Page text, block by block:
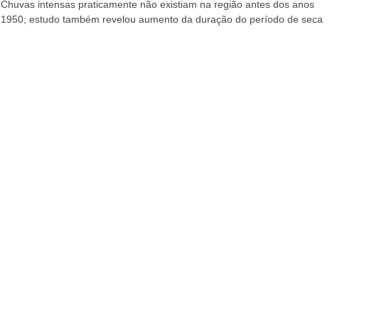
Chuvas intensas praticamente não existiam na região antes dos anos
1950; estudo também revelou aumento da duração do período de seca